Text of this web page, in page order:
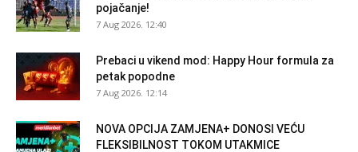
pojačanje!
7 Aug 2026. 12:40
Prebaci u vikend mod: Happy Hour formula za
petak popodne
7 Aug 2026. 12:14
NOVA OPCIJA ZAMJENA+ DONOSI VEĆU
FLEKSIBILNOST TOKOM UTAKMICE